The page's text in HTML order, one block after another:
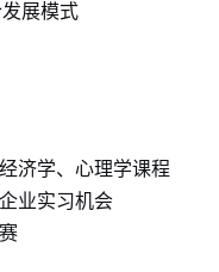
发展模式
济学、心理学课程
业实习机会